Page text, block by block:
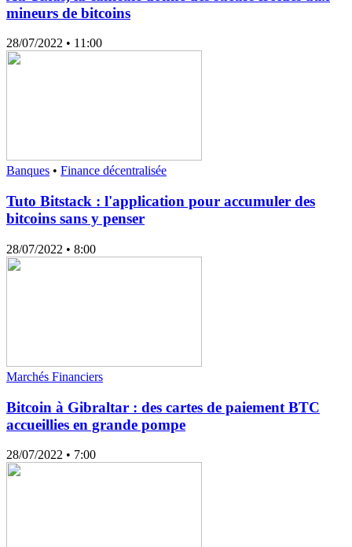
mineurs de bitcoins
28/07/2022 • 11:00
Banques • Finance décentralisée
Tuto Bitstack : l'application pour accumuler des
bitcoins sans y penser
28/07/2022 • 8:00
Marchés Financiers
Bitcoin à Gibraltar : des cartes de paiement BTC
accueillies en grande pompe
28/07/2022 • 7:00